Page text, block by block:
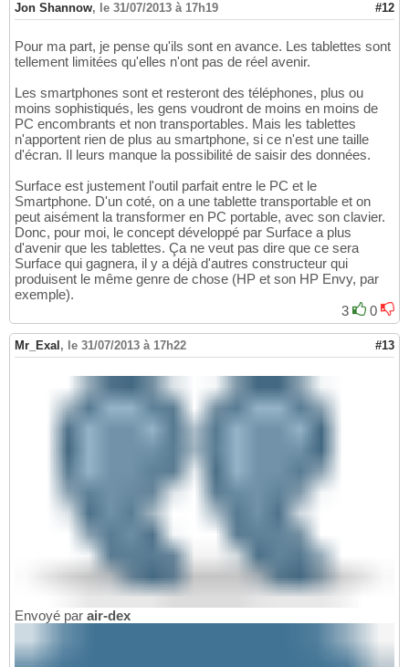
Jon Shannow, le 31/07/2013 à 17h19 #12
Pour ma part, je pense qu'ils sont en avance. Les tablettes sont
tellement limitées qu'elles n'ont pas de réel avenir.
Les smartphones sont et resteront des téléphones, plus ou
moins sophistiqués, les gens voudront de moins en moins de
PC encombrants et non transportables. Mais les tablettes
n'apportent rien de plus au smartphone, si ce n'est une taille
d'écran. Il leurs manque la possibilité de saisir des données.
Surface est justement l'outil parfait entre le PC et le
Smartphone. D'un coté, on a une tablette transportable et on
peut aisément la transformer en PC portable, avec son clavier.
Donc, pour moi, le concept développé par Surface a plus
d'avenir que les tablettes. Ça ne veut pas dire que ce sera
Surface qui gagnera, il y a déjà d'autres constructeur qui
produisent le même genre de chose (HP et son HP Envy, par
exemple).
3
0
Mr_Exal , le 31/07/2013 à 17h22 #13
Envoyé par air-dex